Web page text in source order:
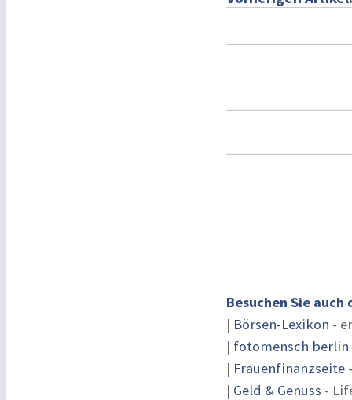
Besuchen Sie
| Börsen-Lexikon -
| fotomensch berlin
| Frauenfinanzseite
| Geld & Genuss -